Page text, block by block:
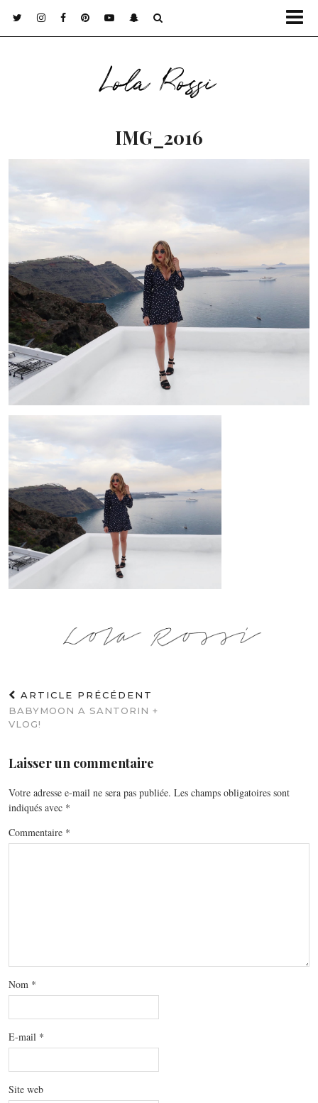
Lola Rossi
IMG_2016
ARTICLE PRÉCÉDENT
BABYMOON A SANTORIN +
VLOG!
Laisser un commentaire
Votre adresse e-mail ne sera pas publiée. Les champs obligatoires sont
indiqués avec *
Commentaire *
Nom *
E-mail *
Site web